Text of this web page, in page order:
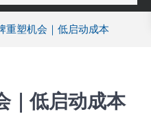
重塑机会｜低启动成本
｜低启动成本